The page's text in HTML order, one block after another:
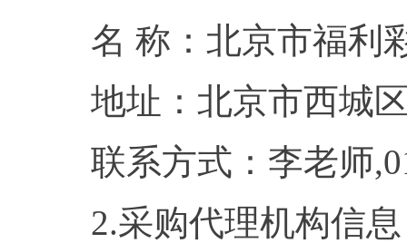
名 称：北京市
地址：北京
联系方式：李
2.采购代理机构信息